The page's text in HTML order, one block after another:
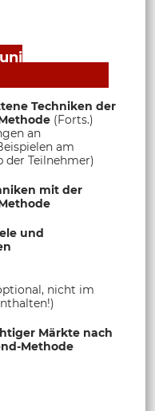
Techniken der
(Forts.)
an
am
der Teilnehmer)
mit der
und
nicht im
Märkte nach
Methode